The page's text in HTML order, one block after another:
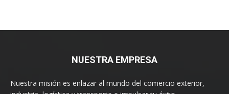
NUESTRA EMPRESA
Nuestra misión es enlazar al mundo del comercio exterior,